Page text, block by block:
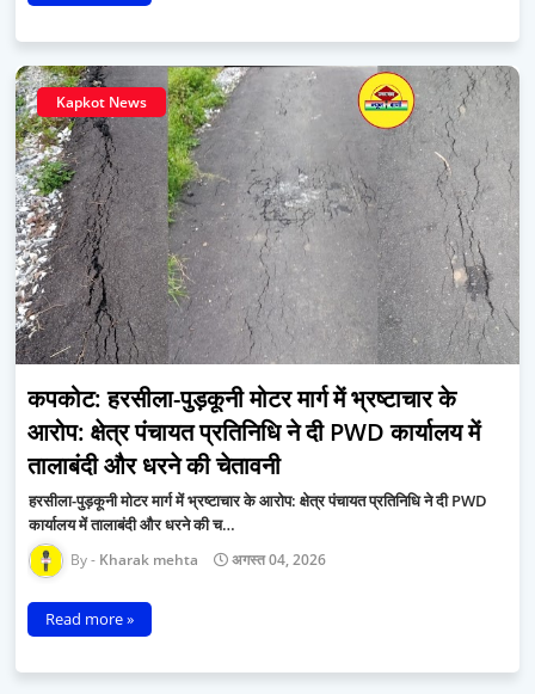
Kapkot News
कपकोट: हरसीला-पुड़कूनी मोटर मार्ग में भ्रष्टाचार के
आरोप: क्षेत्र पंचायत प्रतिनिधि ने दी PWD कार्यालय में
तालाबंदी और धरने की चेतावनी
हरसीला-पुड़कूनी मोटर मार्ग में भ्रष्टाचार के आरोप: क्षेत्र पंचायत प्रतिनिधि ने दी PWD
कार्यालय में तालाबंदी और धरने की च…
Kharak mehta अगस्त 04, 2026
Read more »